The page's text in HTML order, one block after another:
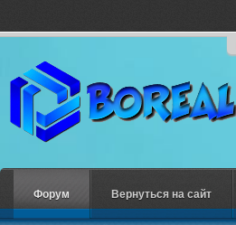
Форум Вернуться на сайт